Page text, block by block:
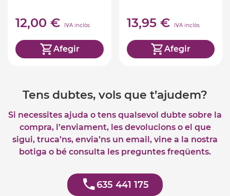
12,00 € IVA inclòs
Afegir
13,95 € IVA inclòs
Afegir
Tens dubtes, vols que t’ajudem?
Si necessites ajuda o tens qualsevol dubte sobre la
compra, l’enviament, les devolucions o el que
sigui, truca’ns, envia’ns un email, vine a la nostra
botiga o bé consulta les preguntes freqüents.
635 441 175